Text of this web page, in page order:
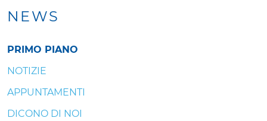
NEWS
PRIMO PIANO
NOTIZIE
APPUNTAMENTI
DICONO DI NOI